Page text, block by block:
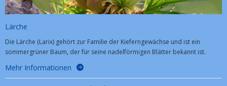
Lärche
Die Lärche (Larix) gehört zur Familie der Kieferngewächse und ist ein
sommergrüner Baum, der für seine nadelförmigen Blätter bekannt ist.
Mehr Informationen